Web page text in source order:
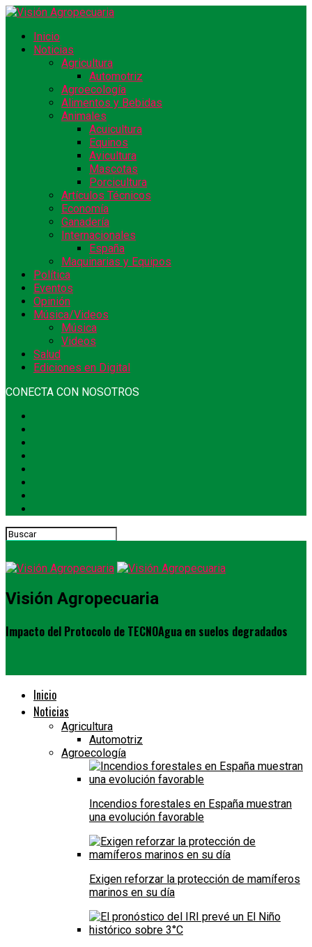
Inicio
Noticias
Agricultura
Automotriz
Agroecología
Alimentos y Bebidas
Animales
Acuicultura
Equinos
Avicultura
Mascotas
Porcicultura
Artículos Técnicos
Economía
Ganadería
Internacionales
España
Maquinarias y Equipos
Política
Eventos
Opinión
Música/Videos
Música
Videos
Salud
Ediciones en Digital
CONECTA CON NOSOTROS
Visión Agropecuaria
Impacto del Protocolo de TECNOAgua en suelos degradados
Inicio
Noticias
Agricultura
Automotriz
Agroecología
Incendios forestales en España muestran
una evolución favorable
Exigen reforzar la protección de mamíferos
marinos en su día